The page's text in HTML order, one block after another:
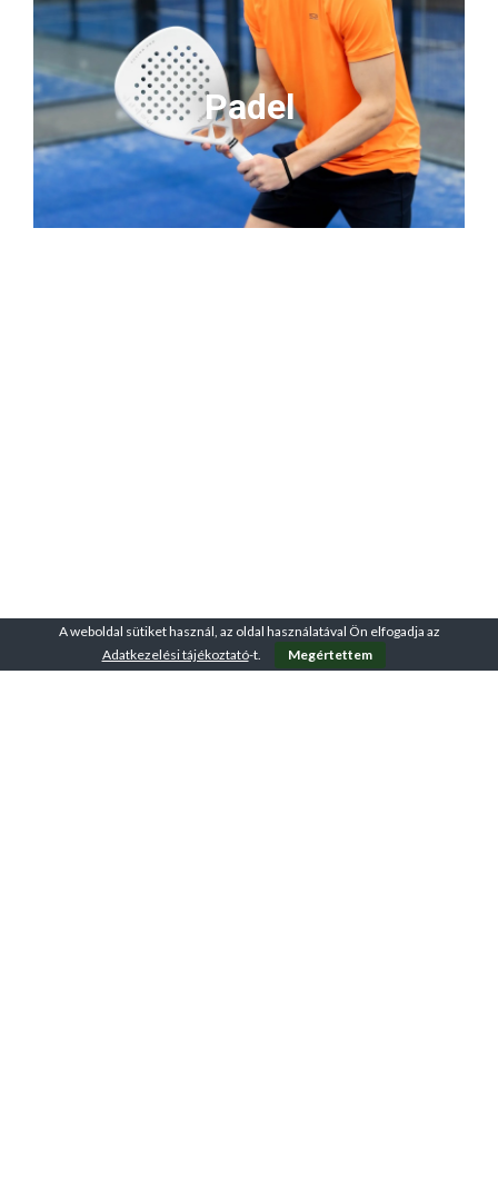
Padel
A weboldal sütiket használ, az oldal használatával Ön elfogadja az
Adatkezelési tájékoztató-t. Megértettem